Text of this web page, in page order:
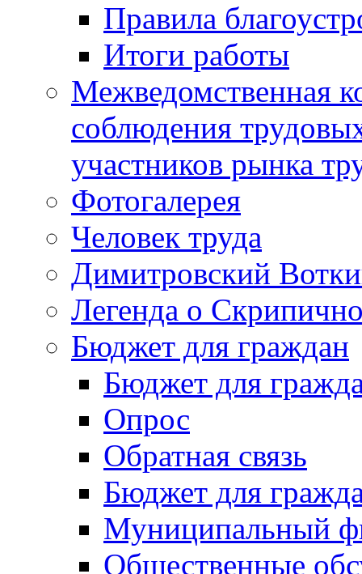
Правила
Итоги работы
Межведомственная
соблюдения
участников рынка
Фотогалерея
Человек труда
Димитровский
Легенда о
Бюджет для граждан
Бюджет для
Опрос
Обратная связь
Бюджет для
Муниципальный
Общественные